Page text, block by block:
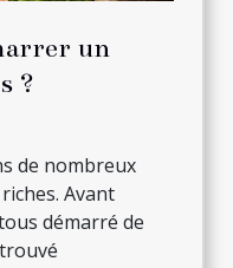
un
?
de nombreux
Avant
démarré de